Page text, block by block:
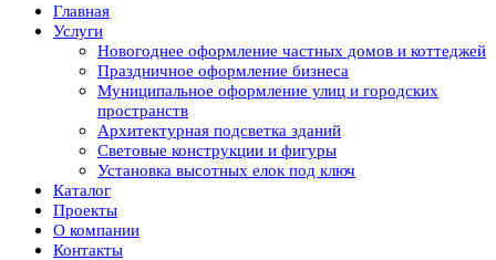
Главная
Услуги
Новогоднее оформление частных домов и коттеджей
Праздничное оформление бизнеса
Муниципальное оформление улиц и городских
пространств
Архитектурная подсветка зданий
Световые конструкции и фигуры
Установка высотных елок под ключ
Каталог
Проекты
О компании
Контакты